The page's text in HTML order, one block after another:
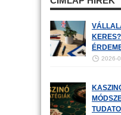
2026-